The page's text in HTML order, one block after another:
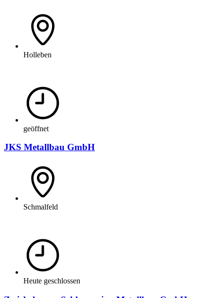
Holleben
geöffnet
JKS Metallbau GmbH
Schmalfeld
Heute geschlossen